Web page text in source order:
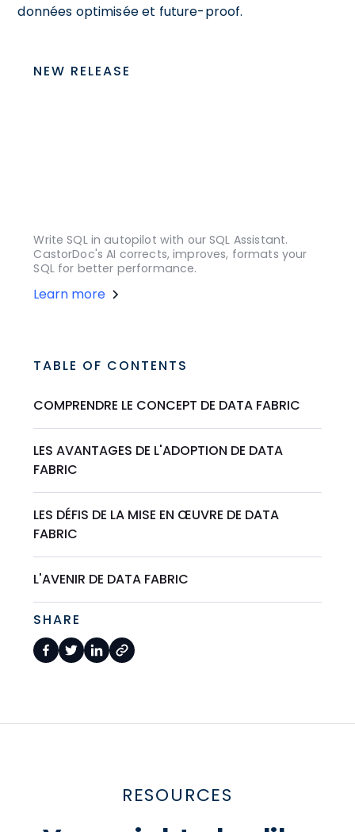
données optimisée et future-proof.
NEW RELEASE
Write SQL in autopilot with our SQL Assistant.
CastorDoc's AI corrects, improves, formats your
SQL for better performance.
Learn more
TABLE OF CONTENTS
COMPRENDRE LE CONCEPT DE DATA FABRIC
LES AVANTAGES DE L'ADOPTION DE DATA
FABRIC
LES DÉFIS DE LA MISE EN ŒUVRE DE DATA
FABRIC
L'AVENIR DE DATA FABRIC
SHARE
RESOURCES